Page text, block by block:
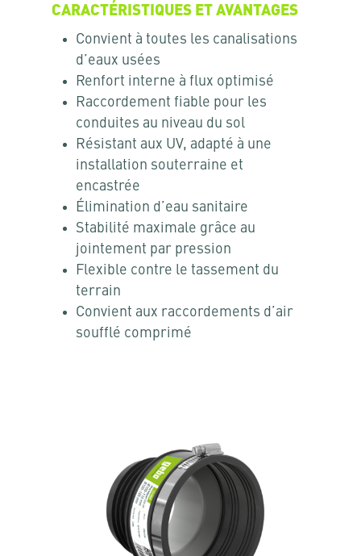
CARACTÉRISTIQUES ET AVANTAGES
Convient à toutes les canalisations
d’eaux usées
Renfort interne à flux optimisé
Raccordement fiable pour les
conduites au niveau du sol
Résistant aux UV, adapté à une
installation souterraine et
encastrée
Élimination d’eau sanitaire
Stabilité maximale grâce au
jointement par pression
Flexible contre le tassement du
terrain
Convient aux raccordements d’air
soufflé comprimé